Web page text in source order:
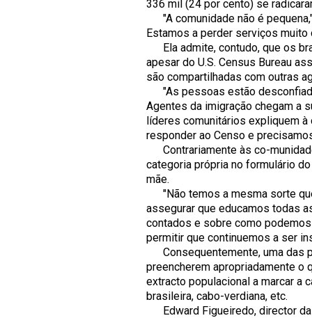
336 mil (24 por cento) se
"A comunidade não é
Estamos a perder serviços
Ela admite, contudo, que os
apesar do U.S. Census Bureau
são compartilhadas com outras
"As pessoas estão
Agentes da imigração chegam a
líderes comunitários expliquem
responder ao Censo e
Contrariamente às co-
categoria própria no formulário
mãe.
"Não temos a mesma sorte
assegurar que educamos todas
contados e sobre como
permitir que continuemos a ser
Consequentemente, uma das
preencherem apropriadamente o
extracto populacional a marcar a
brasileira, cabo-verdiana, etc.
Edward Figueiredo, director da